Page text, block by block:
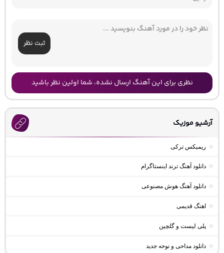
ثبت نظر
نظری برای این آهنگ ارسال نشده، شما اولین نظر باشید
آرشیو موزیک
ریمیکس ترکی
دانلود آهنگ ترند اینستاگرام
دانلود آهنگ هوش مصنوعی
اهنگ قدیمی
پلی لیست و گلچین
دانلود مداحی و نوحه جدید